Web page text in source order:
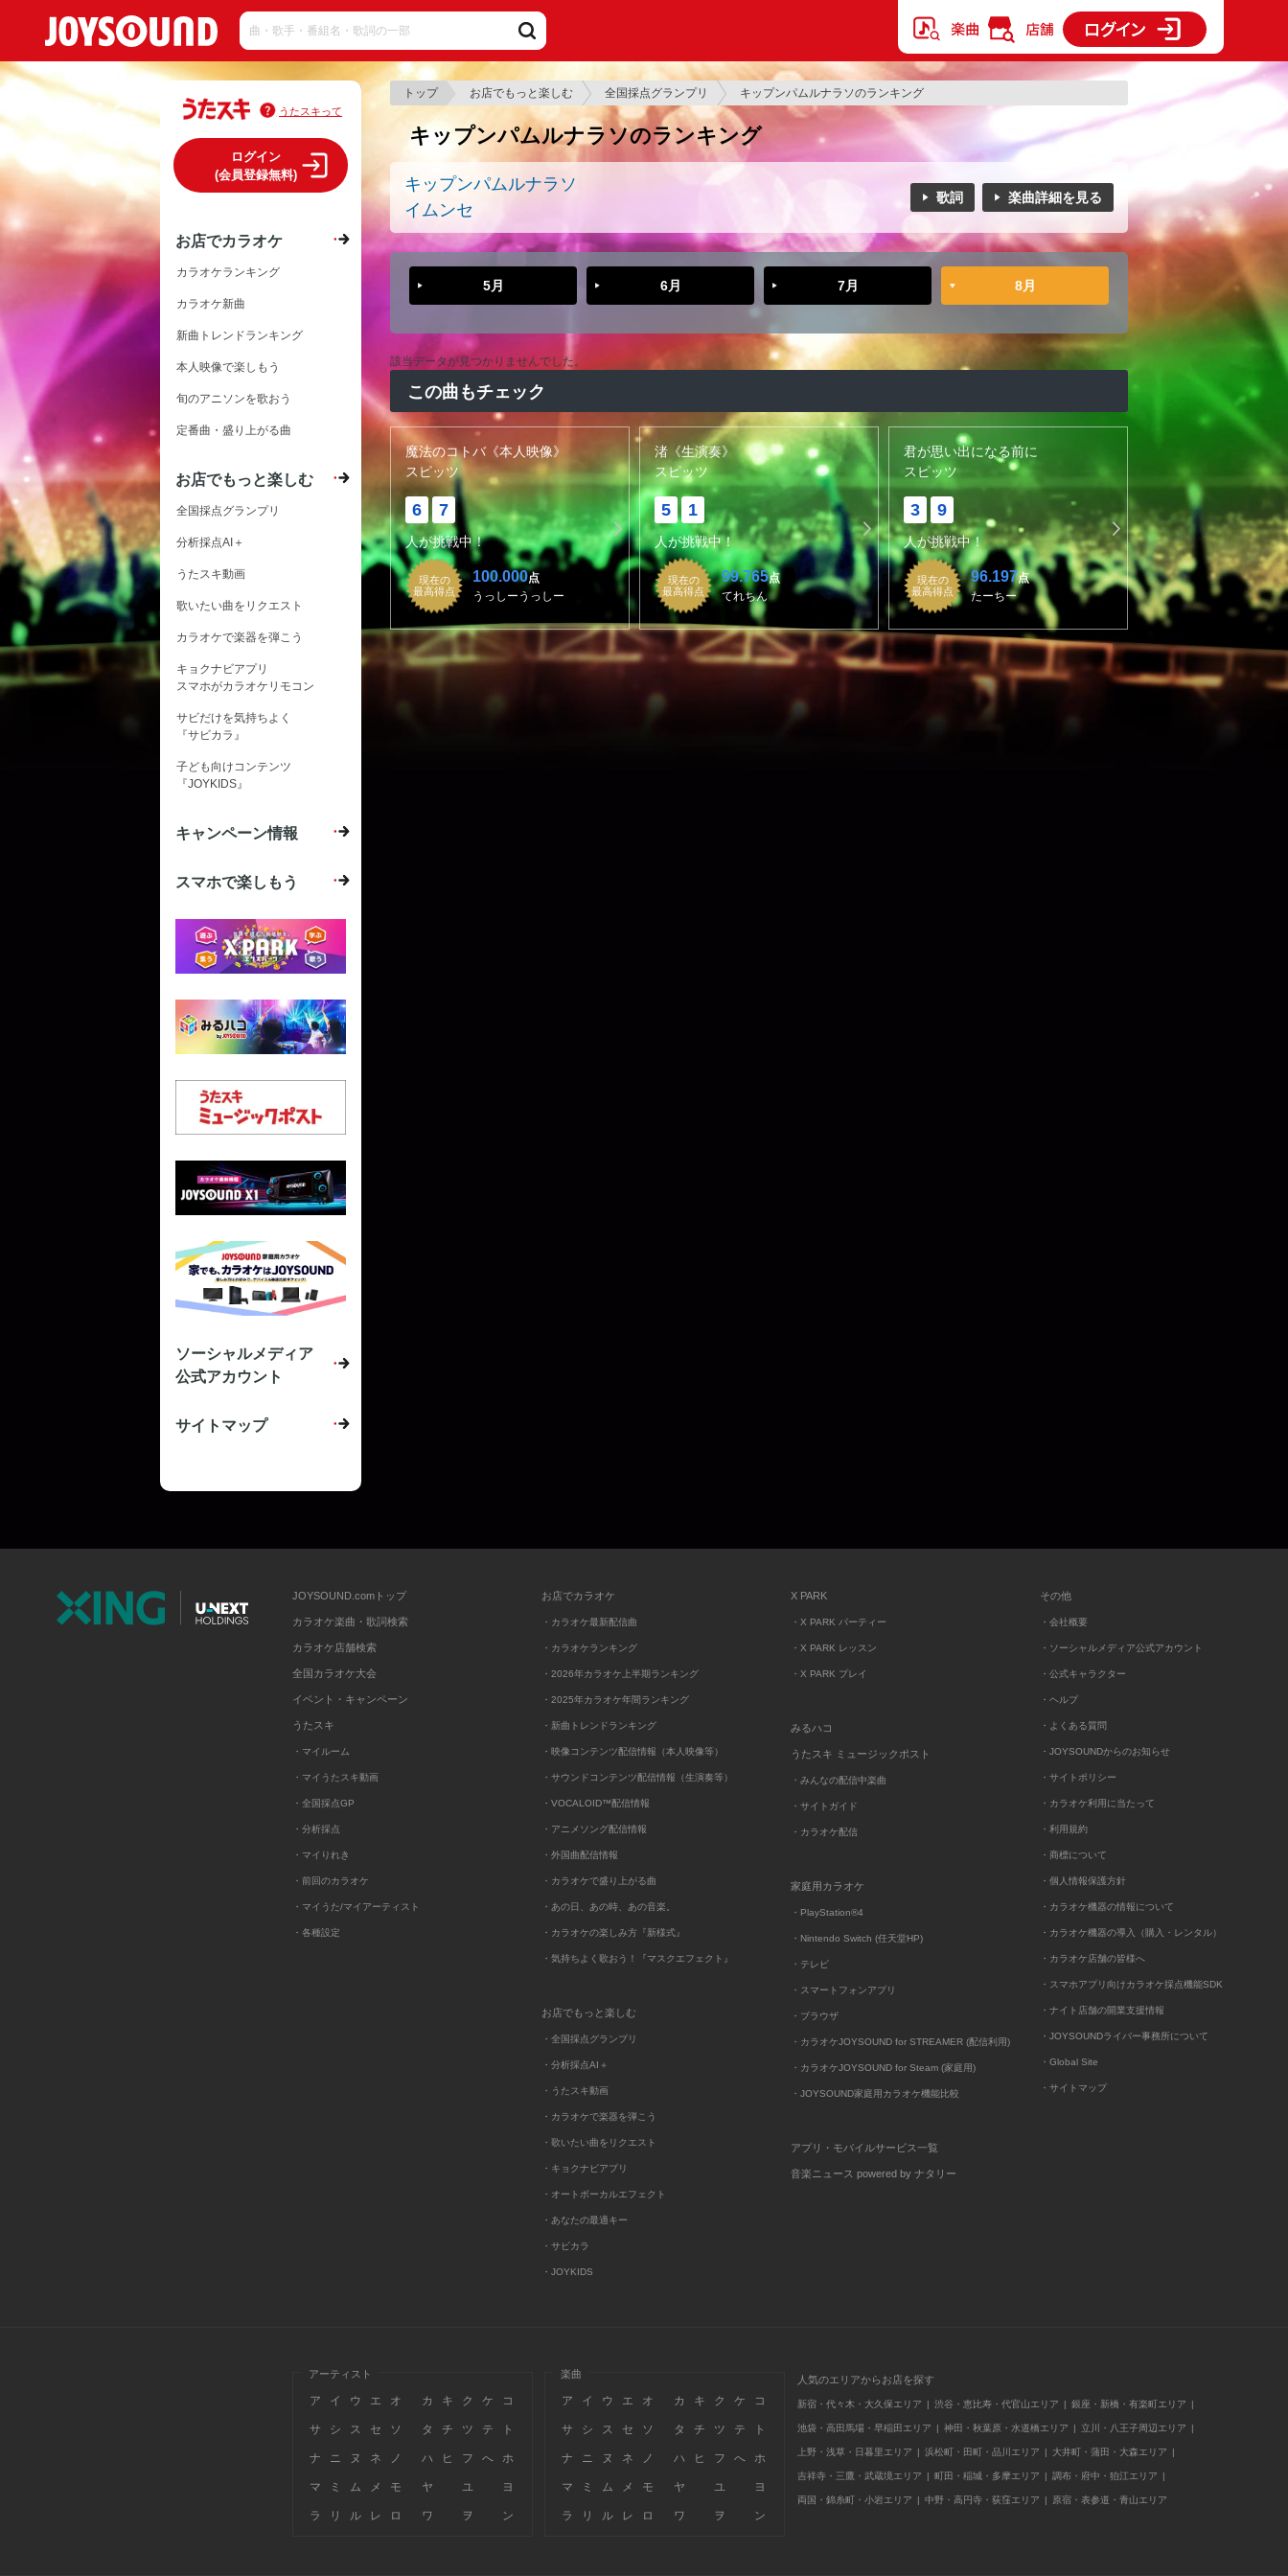
トップ お店でもっと楽しむ 全国採点グランプリ キップンパムルナラソのランキング
キップンパムルナラソのランキング
キップンパムルナラソ
イムンセ
歌詞 楽曲詳細を見る
5月 6月 7月 8月
該当データが見つかりませんでした。
この曲もチェック
魔法のコトバ《本人映像》
スピッツ
6 7
人が挑戦中！
現在の
最高得点
100.000点
うっしーうっしー
渚《生演奏》
スピッツ
5 1
人が挑戦中！
現在の
最高得点
99.765点
てれちん
君が思い出になる前に
スピッツ
3 9
人が挑戦中！
現在の
最高得点
96.197点
たーちー
うたスキって
ログイン
(会員登録無料)
お店でカラオケ
カラオケランキング
カラオケ新曲
新曲トレンドランキング
本人映像で楽しもう
旬のアニソンを歌おう
定番曲・盛り上がる曲
お店でもっと楽しむ
全国採点グランプリ
分析採点AI＋
うたスキ動画
歌いたい曲をリクエスト
カラオケで楽器を弾こう
キョクナビアプリ
スマホがカラオケリモコン
サビだけを気持ちよく
『サビカラ』
子ども向けコンテンツ
『JOYKIDS』
キャンペーン情報
スマホで楽しもう
ソーシャルメディア
公式アカウント
サイトマップ
JOYSOUND.comトップ
カラオケ楽曲・歌詞検索
カラオケ店舗検索
全国カラオケ大会
イベント・キャンペーン
うたスキ
・マイルーム
・マイうたスキ動画
・全国採点GP
・分析採点
・マイりれき
・前回のカラオケ
・マイうた/マイアーティスト
・各種設定
お店でカラオケ
・カラオケ最新配信曲
・カラオケランキング
・2026年カラオケ上半期ランキング
・2025年カラオケ年間ランキング
・新曲トレンドランキング
・映像コンテンツ配信情報（本人映像等）
・サウンドコンテンツ配信情報（生演奏等）
・VOCALOID™配信情報
・アニメソング配信情報
・外国曲配信情報
・カラオケで盛り上がる曲
・あの日、あの時、あの音楽。
・カラオケの楽しみ方『新様式』
・気持ちよく歌おう！『マスクエフェクト』
お店でもっと楽しむ
・全国採点グランプリ
・分析採点AI＋
・うたスキ動画
・カラオケで楽器を弾こう
・歌いたい曲をリクエスト
・キョクナビアプリ
・オートボーカルエフェクト
・あなたの最適キー
・サビカラ
・JOYKIDS
X PARK
・X PARK パーティー
・X PARK レッスン
・X PARK プレイ
みるハコ
うたスキ ミュージックポスト
・みんなの配信中楽曲
・サイトガイド
・カラオケ配信
家庭用カラオケ
・PlayStation®4
・Nintendo Switch (任天堂HP)
・テレビ
・スマートフォンアプリ
・ブラウザ
・カラオケJOYSOUND for STREAMER (配信利用)
・カラオケJOYSOUND for Steam (家庭用)
・JOYSOUND家庭用カラオケ機能比較
アプリ・モバイルサービス一覧
音楽ニュース powered by ナタリー
その他
・会社概要
・ソーシャルメディア公式アカウント
・公式キャラクター
・ヘルプ
・よくある質問
・JOYSOUNDからのお知らせ
・サイトポリシー
・カラオケ利用に当たって
・利用規約
・商標について
・個人情報保護方針
・カラオケ機器の情報について
・カラオケ機器の導入（購入・レンタル）
・カラオケ店舗の皆様へ
・スマホアプリ向けカラオケ採点機能SDK
・ナイト店舗の開業支援情報
・JOYSOUNDライバー事務所について
・Global Site
・サイトマップ
アーティスト
ア イ ウ エ オ カ キ ク ケ コ
サ シ ス セ ソ タ チ ツ テ ト
ナ ニ ヌ ネ ノ ハ ヒ フ へ ホ
マ ミ ム メ モ ヤ ユ ヨ
ラ リ ル レ ロ ワ ヲ ン
楽曲
ア イ ウ エ オ カ キ ク ケ コ
サ シ ス セ ソ タ チ ツ テ ト
ナ ニ ヌ ネ ノ ハ ヒ フ へ ホ
マ ミ ム メ モ ヤ ユ ヨ
ラ リ ル レ ロ ワ ヲ ン
人気のエリアからお店を探す
新宿・代々木・大久保エリア 渋谷・恵比寿・代官山エリア 銀座・新橋・有楽町エリア
池袋・高田馬場・早稲田エリア 神田・秋葉原・水道橋エリア 立川・八王子周辺エリア
上野・浅草・日暮里エリア 浜松町・田町・品川エリア 大井町・蒲田・大森エリア
吉祥寺・三鷹・武蔵境エリア 町田・稲城・多摩エリア 調布・府中・狛江エリア
両国・錦糸町・小岩エリア 中野・高円寺・荻窪エリア 原宿・表参道・青山エリア